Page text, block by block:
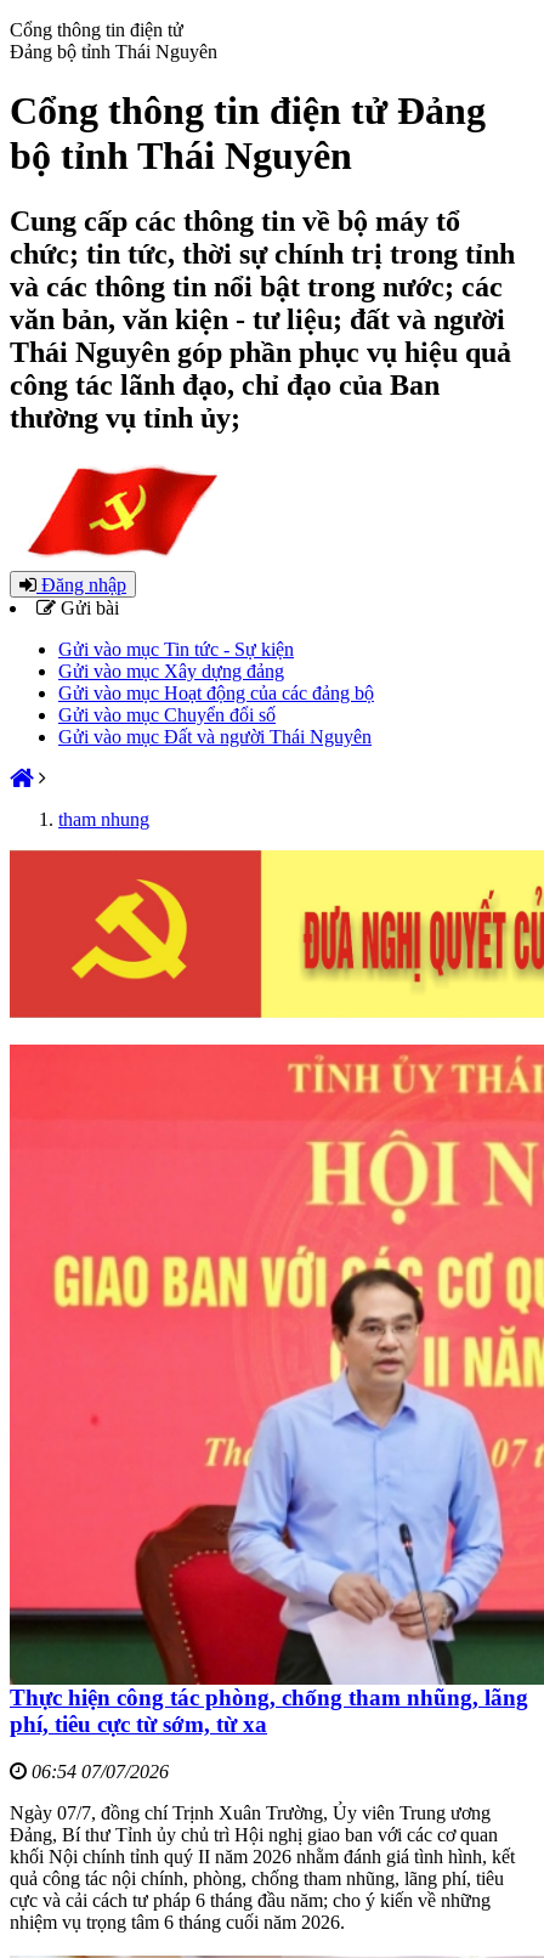
Cổng thông tin điện tử
Đảng bộ tỉnh Thái Nguyên
Cổng thông tin điện tử Đảng
bộ tỉnh Thái Nguyên
Cung cấp các thông tin về bộ máy tổ
chức; tin tức, thời sự chính trị trong tỉnh
và các thông tin nổi bật trong nước; các
văn bản, văn kiện - tư liệu; đất và người
Thái Nguyên góp phần phục vụ hiệu quả
công tác lãnh đạo, chỉ đạo của Ban
thường vụ tỉnh ủy;
Đăng nhập
Gửi bài
Gửi vào mục Tin tức - Sự kiện
Gửi vào mục Xây dựng đảng
Gửi vào mục Hoạt động của các đảng bộ
Gửi vào mục Chuyển đổi số
Gửi vào mục Đất và người Thái Nguyên
tham nhung
Thực hiện công tác phòng, chống tham nhũng, lãng
phí, tiêu cực từ sớm, từ xa
06:54 07/07/2026
Ngày 07/7, đồng chí Trịnh Xuân Trường, Ủy viên Trung ương
Đảng, Bí thư Tỉnh ủy chủ trì Hội nghị giao ban với các cơ quan
khối Nội chính tỉnh quý II năm 2026 nhằm đánh giá tình hình, kết
quả công tác nội chính, phòng, chống tham nhũng, lãng phí, tiêu
cực và cải cách tư pháp 6 tháng đầu năm; cho ý kiến về những
nhiệm vụ trọng tâm 6 tháng cuối năm 2026.